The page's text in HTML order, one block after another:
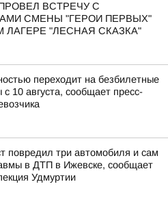
ВСТРЕЧУ С
СМЕНЫ "ГЕРОИ ПЕРВЫХ"
ЛАГЕРЕ "ЛЕСНАЯ СКАЗКА"
переходит на безбилетные
10 августа, сообщает пресс-
повредил три автомобиля и сам
в ДТП в Ижевске, сообщает
Удмуртии